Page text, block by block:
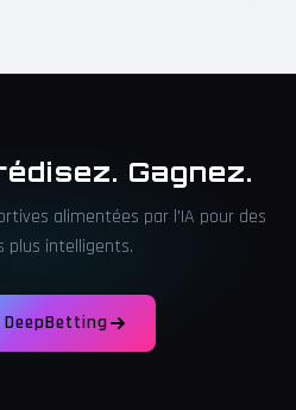
Gagnez.
alimentées par l'IA pour des
plus intelligents.
DeepBetting